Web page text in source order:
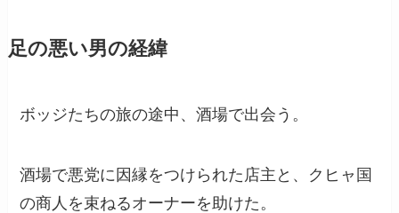
足の悪い男の経緯
ボッジたちの旅の途中、酒場で出会う。
酒場で悪党に因縁をつけられた店主と、クヒャ国
の商人を束ねるオーナーを助けた。